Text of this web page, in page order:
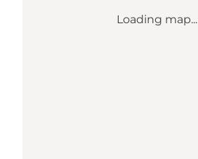
Loading map...